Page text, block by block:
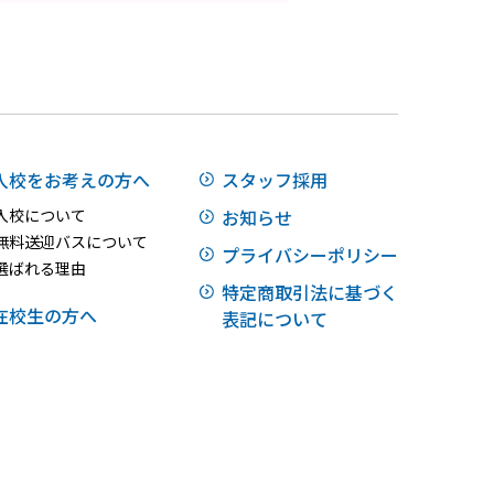
校をお考えの方へ
校について
料送迎バスについて
ばれる理由
校生の方へ
スタッフ採用
お知らせ
プライバシーポリシー
特定商取引法に基づく
表記について